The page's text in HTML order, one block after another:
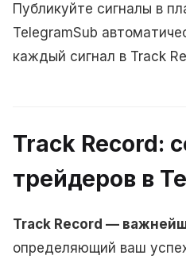
Публикуйте сигналы в
TelegramSub
каждый сигнал в Track
Track Record:
трейдеров в
Track Record —
определяющий ваш